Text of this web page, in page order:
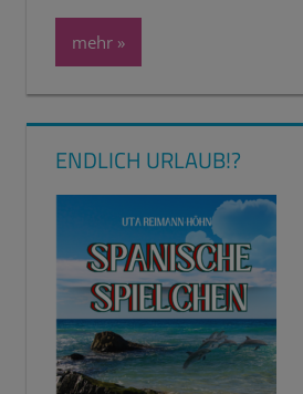
mehr
ENDLICH URLAUB!?